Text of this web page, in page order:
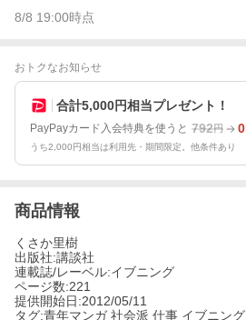
8/8 19:00時点
おトクなお知らせ
合計5,000円相当プレゼント！
PayPayカード入会特典を使うと 792円 0
うち2,000円相当は利用先・期間限定。他条件あり
商品情報
くさか里樹
出版社:講談社
連載誌/レーベル:イブニング
ページ数:221
提供開始日:2012/05/11
タグ:青年マンガ 社会派 仕事 イブニング